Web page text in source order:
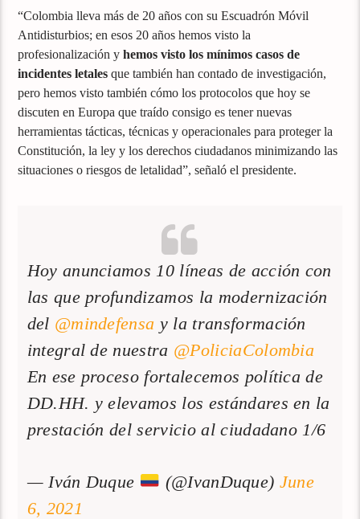
“Colombia lleva más de 20 años con su Escuadrón Móvil
Antidisturbios; en esos 20 años hemos visto la
profesionalización yhemos visto los mínimos casos de
incidentes letalesque también han contado de investigación,
pero hemos visto también cómo los protocolos que hoy se
discuten en Europa que traído consigo es tener nuevas
herramientas tácticas, técnicas y operacionales para proteger la
Constitución, la ley y los derechos ciudadanos minimizando las
situaciones o riesgos de letalidad”, señaló el presidente.
Hoy anunciamos 10 líneas de acción con
las que profundizamos la modernización
del @mindefensa y la transformación
integral de nuestra @PoliciaColombia
En ese proceso fortalecemos política de
DD.HH. y elevamos los estándares en la
prestación del servicio al ciudadano 1/6
— Iván Duque (@IvanDuque) June
6, 2021